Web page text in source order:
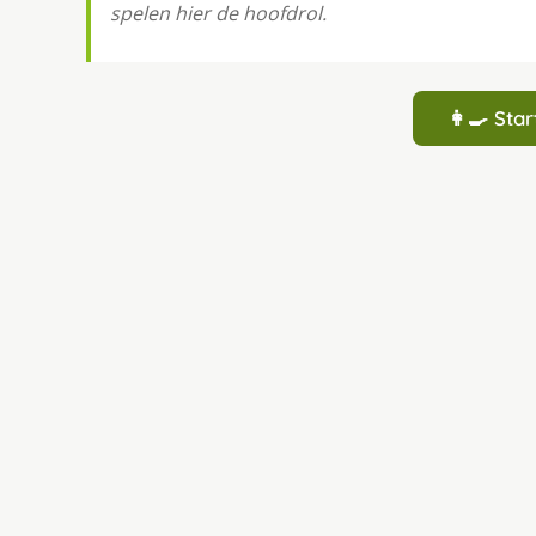
spelen hier de hoofdrol.
👩‍🍳